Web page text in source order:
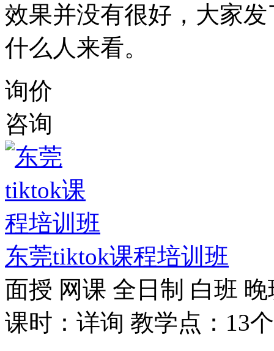
效果并没有很好，大家
什么人来看。
询价
咨询
东莞tiktok课程培训班
面授 网课 全日制 白班 晚
课时：详询 教学点：13个